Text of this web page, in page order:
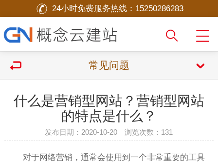
24小时免费服务热线： 15250286283
常见问题
什么是营销型网站？营销型网站
的特点是什么？
发布日期：2020-10-20 浏览次数： 131
对于网络营销，通常会使用到一个非常重要的工具